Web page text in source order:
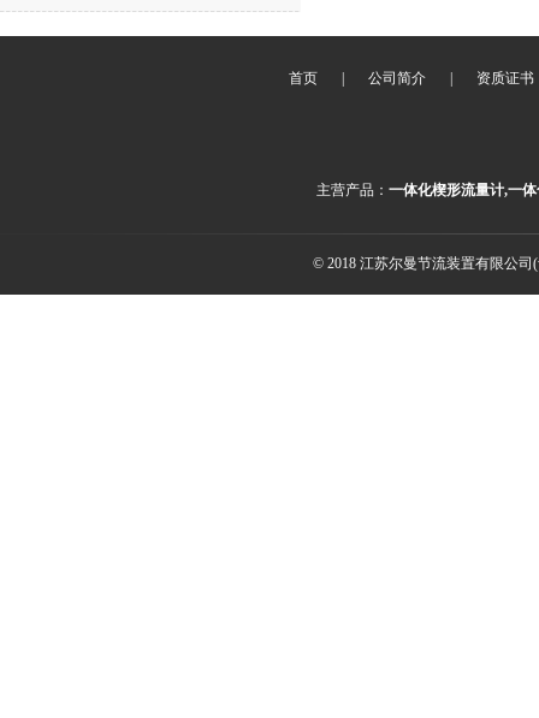
首页 公司简介 资质证书
主营产品：一体化楔形流量计,一
© 2018 江苏尔曼节流装置有限公司